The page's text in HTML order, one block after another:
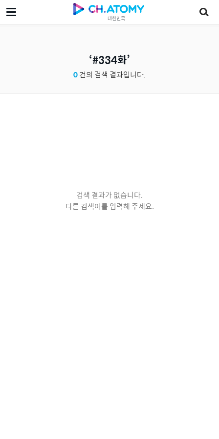
대한민국
#334화
0건의 검색 결과입니다.
검색 결과가 없습니다.
다른 검색어를 입력해 주세요.